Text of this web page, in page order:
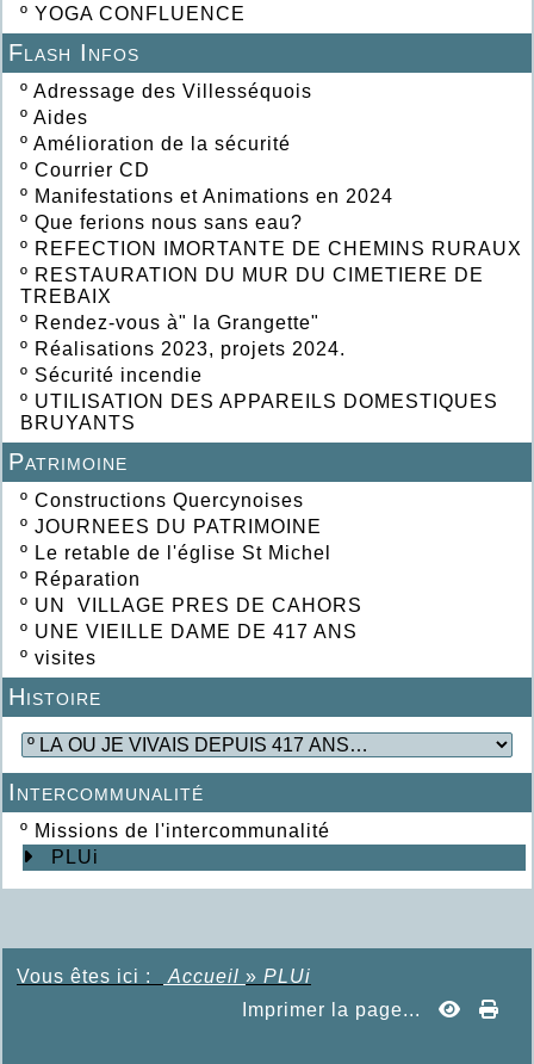
º YOGA CONFLUENCE
Flash Infos
º Adressage des Villesséquois
º Aides
º Amélioration de la sécurité
º Courrier CD
º Manifestations et Animations en 2024
º Que ferions nous sans eau?
º REFECTION IMORTANTE DE CHEMINS RURAUX
º RESTAURATION DU MUR DU CIMETIERE DE
TREBAIX
º Rendez-vous à" la Grangette"
º Réalisations 2023, projets 2024.
º Sécurité incendie
º UTILISATION DES APPAREILS DOMESTIQUES
BRUYANTS
Patrimoine
º Constructions Quercynoises
º JOURNEES DU PATRIMOINE
º Le retable de l'église St Michel
º Réparation
º UN VILLAGE PRES DE CAHORS
º UNE VIEILLE DAME DE 417 ANS
º visites
Histoire
Intercommunalité
º Missions de l'intercommunalité
PLUi
Vous êtes ici : Accueil » PLUi
Imprimer la page...